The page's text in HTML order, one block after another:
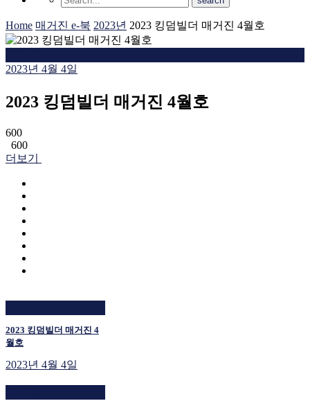
Home 매거진 e-북 2023년 2023 킹덤빌더 매거진 4월호
2023년 4월 4일
2023 킹덤빌더 매거진 4월호
600
600
더보기
2023 킹덤빌더 매거진 4
월호
2023년 4월 4일